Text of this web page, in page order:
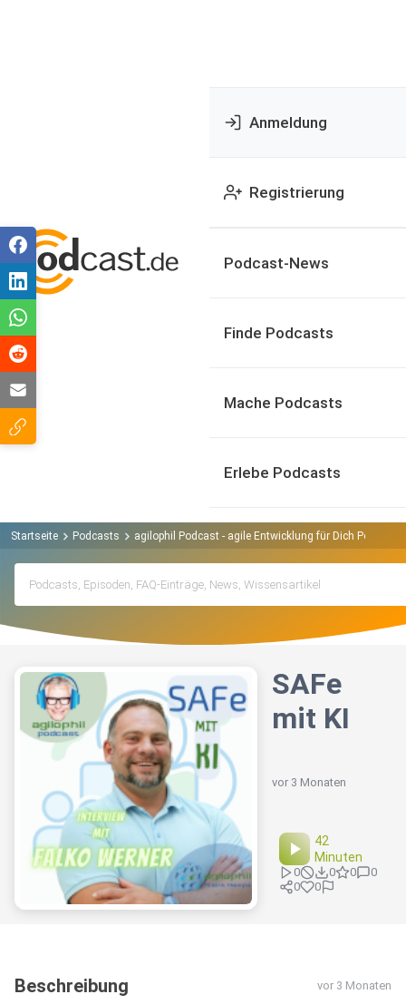
Anmeldung
Registrierung
Podcast-News
Finde Podcasts
Mache Podcasts
Erlebe Podcasts
Startseite Podcasts agilophil Podcast - agile Entwicklung für Dich Podcast
SAFe
mit KI
vor 3 Monaten
42
Minuten
0 0 0
0
0
0
Beschreibung vor 3 Monaten